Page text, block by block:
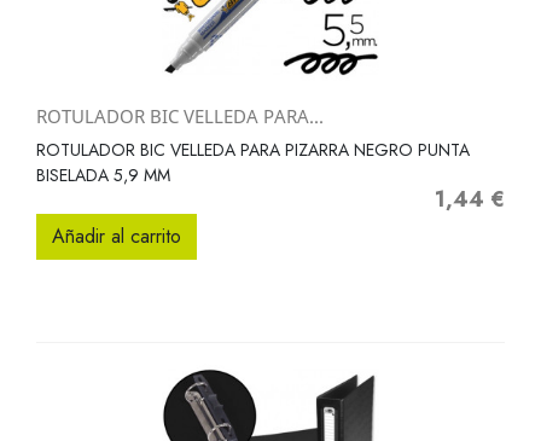
ROTULADOR BIC VELLEDA PARA...
ROTULADOR BIC VELLEDA PARA PIZARRA NEGRO PUNTA
BISELADA 5,9 MM
Precio
1,44 €
Añadir al carrito